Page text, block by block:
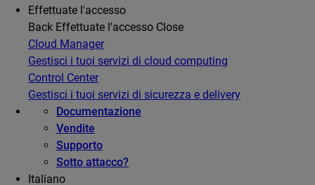
Effettuate l'accesso
Back Effettuate l'accesso Close
Cloud Manager
Gestisci i tuoi servizi di cloud computing
Control Center
Gestisci i tuoi servizi di sicurezza e delivery
Documentazione
Vendite
Supporto
Sotto attacco?
Italiano